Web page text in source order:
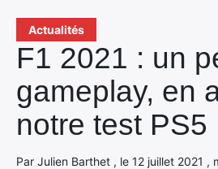
Actualités
F1 2021 : un
gameplay, en
notre test PS5
Par Julien Barthet , le 12 juillet 2021 ,